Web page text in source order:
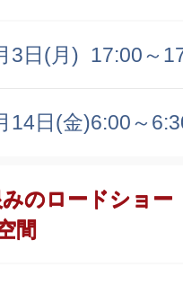
3日(月) 17:00～
14日(金)6:00～
みのロードショ
間